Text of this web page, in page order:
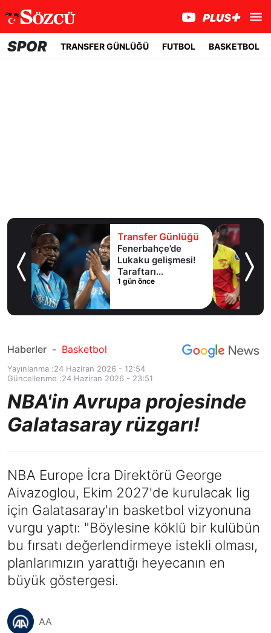
SPOR TRANSFER GÜNLÜĞÜ FUTBOL BASKETBOL
Transfer Günlüğü
Yarın tüm gözler
İzmir'de olacak!
Salah oynayacak
mı?
2 gün önce
Haberler - Basketbol
Yayınlanma :24 Haziran 2026 - 12:54
Güncellenme :24 Haziran 2026 - 23:51
NBA'in Avrupa projesinde
Galatasaray rüzgarı!
NBA Europe İcra Direktörü George
Aivazoglou, Ekim 2027'de kurulacak lig
için Galatasaray'ın basketbol vizyonuna
vurgu yaptı: "Böylesine köklü bir kulübün
bu fırsatı değerlendirmeye istekli olması,
planlarımızın yarattığı heyecanın en
büyük göstergesi.
AA